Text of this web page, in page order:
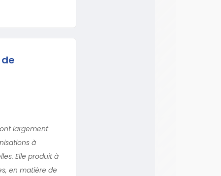
largement
à
Elle produit à
en matière de